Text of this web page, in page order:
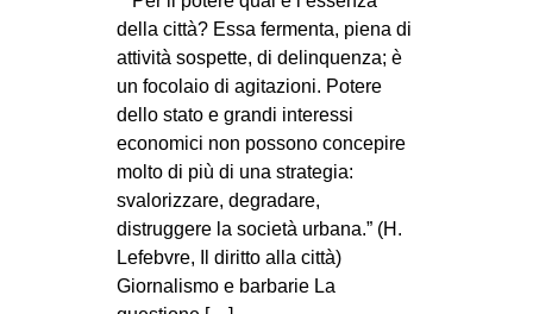
della città? Essa fermenta, piena di
attività sospette, di delinquenza; è
un focolaio di agitazioni. Potere
dello stato e grandi interessi
economici non possono concepire
molto di più di una strategia:
svalorizzare, degradare,
distruggere la società urbana.” (H.
Lefebvre, Il diritto alla città)
Giornalismo e barbarie La